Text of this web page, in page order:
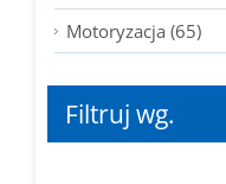
Motoryzacja (65)
Filtruj wg.